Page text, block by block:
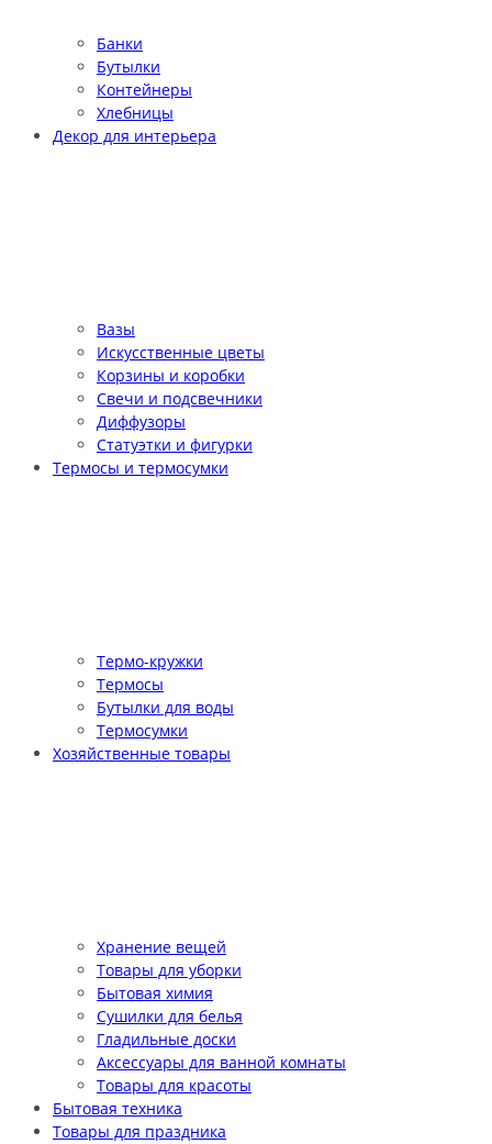
Банки
Бутылки
Контейнеры
Хлебницы
Декор для интерьера
Вазы
Искусственные цветы
Корзины и коробки
Свечи и подсвечники
Диффузоры
Статуэтки и фигурки
Термосы и термосумки
Термо-кружки
Термосы
Бутылки для воды
Термосумки
Хозяйственные товары
Хранение вещей
Товары для уборки
Бытовая химия
Сушилки для белья
Гладильные доски
Аксессуары для ванной комнаты
Товары для красоты
Бытовая техника
Товары для праздника